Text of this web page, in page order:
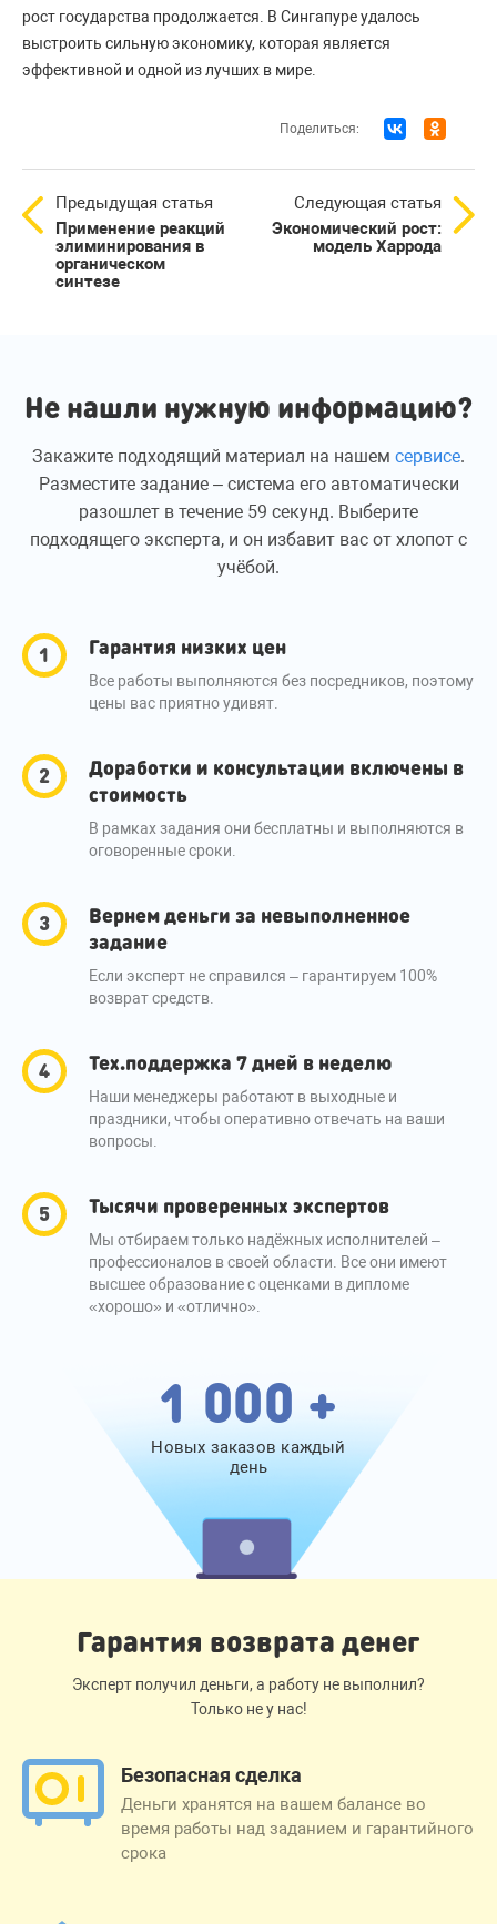
рост государства продолжается. В Сингапуре удалось
выстроить сильную экономику, которая является
эффективной и одной из лучших в мире.
Поделиться:
Предыдущая статья
Применение реакций
элиминирования в
органическом
синтезе
Следующая статья
Экономический рост:
модель Харрода
Не нашли нужную информацию?
Закажите подходящий материал на нашем сервисе.
Разместите задание – система его автоматически
разошлет в течение 59 секунд. Выберите
подходящего эксперта, и он избавит вас от хлопот с
учёбой.
Гарантия низких цен
Все работы выполняются без посредников, поэтому
цены вас приятно удивят.
Доработки и консультации включены в
стоимость
В рамках задания они бесплатны и выполняются в
оговоренные сроки.
Вернем деньги за невыполненное
задание
Если эксперт не справился – гарантируем 100%
возврат средств.
Тех.поддержка 7 дней в неделю
Наши менеджеры работают в выходные и
праздники, чтобы оперативно отвечать на ваши
вопросы.
Тысячи проверенных экспертов
Мы отбираем только надёжных исполнителей –
профессионалов в своей области. Все они имеют
высшее образование с оценками в дипломе
«хорошо» и «отлично».
1 000 +
Новых заказов каждый
день
Гарантия возврата денег
Эксперт получил деньги, а работу не выполнил?
Только не у нас!
Безопасная сделка
Деньги хранятся на вашем балансе во
время работы над заданием и гарантийного
срока